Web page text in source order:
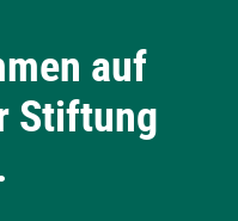
auf
Stiftung